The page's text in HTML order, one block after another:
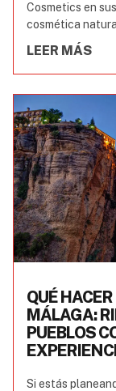
Cosmetics en
cosmética
LEER MÁS
QUÉ
MÁLAGA:
PUEBLOS
Si estás